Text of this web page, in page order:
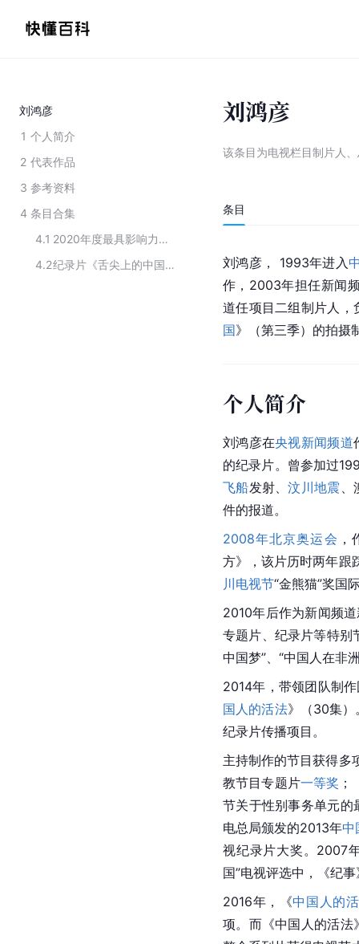
刘鸿彦
1 个人简介
2 代表作品
3 参考资料
4 条目合集
4.1
2020年度最具影响力纪录片制作人
4.2
纪录片《舌尖上的中国 第三季》主要演职员
刘鸿彦
该条目为电视栏目制片人
条目
刘鸿彦， 1993年进入
作，2003年担任新闻
道任项目二组制片人
国》（第三季）的拍摄
个人简介
刘鸿彦在央视新闻频道
的纪录片。曾参加过
飞船发射、汶川地震
件的报道。
2008年北京奥运会
方》，该片历时两年跟
川电视节“金熊猫”奖国
2010年后作为新闻频
专题片、纪录片等特别
中国梦”、“中国人在非
2014年，带领团队制作
国人的活法》（30集）
纪录片传播项目。
主持制作的节目获得多
教节目专题片一等奖
节关于性别事务单元的
电总局颁发的2013年中
视纪录片大奖。2007
国”电视评选中，《纪
2016年，《中国人的
项。而《中国人的活法